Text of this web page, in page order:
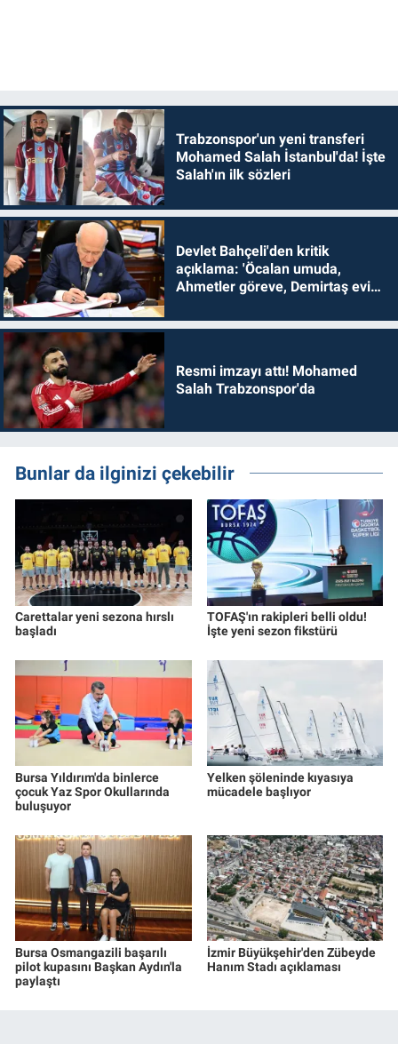
Trabzonspor'un yeni transferi
Mohamed Salah İstanbul'da! İşte
Salah'ın ilk sözleri
Devlet Bahçeli'den kritik
açıklama: 'Öcalan umuda,
Ahmetler göreve, Demirtaş evine
Resmi imzayı attı! Mohamed
Salah Trabzonspor'da
Bunlar da ilginizi çekebilir
Carettalar yeni sezona hırslı
başladı
TOFAŞ'ın rakipleri belli oldu!
İşte yeni sezon fikstürü
Bursa Yıldırım'da binlerce
çocuk Yaz Spor Okullarında
buluşuyor
Yelken şöleninde kıyasıya
mücadele başlıyor
Bursa Osmangazili başarılı
pilot kupasını Başkan Aydın'la
paylaştı
İzmir Büyükşehir'den Zübeyde
Hanım Stadı açıklaması